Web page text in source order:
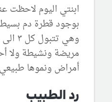
ابنتي اليوم لاحظت
بوجود قطرة دم
مريضة ونشيطة ولا
أمراض ونموها
رد الطبيب